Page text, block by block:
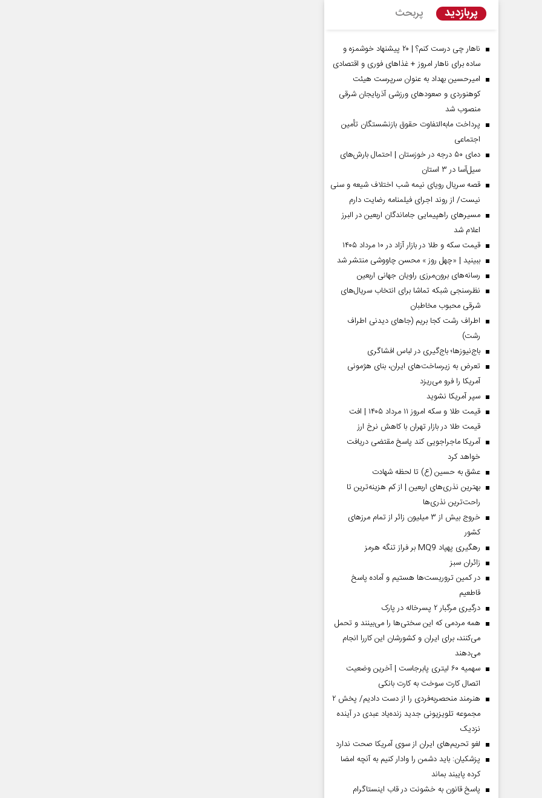
پربازدید پربحث
ناهار چی درست کنم؟ | ۲۰ پیشنهاد خوشمزه و
ساده برای ناهار امروز + غذاهای فوری و اقتصادی
امیرحسین بهداد به عنوان سرپرست هیئت
کوهنوردی و صعودهای ورزشی آذربایجان شرقی
منصوب شد
پرداخت مابه‌التفاوت حقوق بازنشستگان تأمین
اجتماعی
دمای ۵۰ درجه در خوزستان | احتمال بارش‌های
سیل‌آسا در ۳ استان
قصه سریال رویای نیمه شب اختلاف شیعه و سنی
نیست/ از روند اجرای فیلمنامه رضایت دارم
مسیر‌های راهپیمایی جاماندگان اربعین در البرز
اعلام شد
قیمت سکه و طلا در بازار آزاد در ۱۰ مرداد ۱۴۰۵
ببینید | «چهل روز » محسن چاووشی منتشر شد
رسانه‌های برون‌مرزی راویان جهانی اربعین
نظرسنجی شبکه تماشا برای انتخاب سریال‌های
شرقی محبوب مخاطبان
اطراف رشت کجا بریم (جاهای دیدنی اطراف
رشت)
باج‌نیوزها؛ باج‌گیری در لباس افشاگری
تعرض به زیرساخت‌های ایران، بنای هژمونی
آمریکا را فرو می‌ریزد
سپر آمریکا نشوید
قیمت طلا و سکه امروز ۱۱ مرداد ۱۴۰۵ | افت
قیمت طلا در بازار تهران با کاهش نرخ ارز
آمریکا ماجراجویی کند پاسخ مقتضی دریافت
خواهد کرد
عشق به حسین (ع) تا لحظه شهادت
بهترین نذری‌های اربعین | از کم هزینه‌ترین تا
راحت‌ترین نذری‌ها
خروج بیش از ۳ میلیون زائر از تمام مرز‌های
کشور
رهگیری پهپاد MQ9 بر فراز تنگه هرمز
‌زائران سبز
در کمین تروریست‌ها هستیم و آماده پاسخ
قاطعیم
درگیری مرگبار ۲ پسرخاله در پارک
همه مردمی که این سختی‌ها را می‌بینند و تحمل
می‌کنند، برای ایران و کشورشان این کاررا انجام
می‌دهند
سهمیه ۶۰ لیتری پابرجاست | آخرین وضعیت
اتصال کارت سوخت به کارت بانکی
هنرمند منحصر‌به‌فردی را از دست دادیم/ پخش ۲
مجموعه تلویزیونی جدید زنده‌یاد عبدی در آینده
نزدیک
لغو تحریم‌های ایران از سوی آمریکا صحت ندارد
پزشکیان: باید دشمن را وادار کنیم به آنچه امضا
کرده پایبند بماند
پاسخ قانون به خشونت در قاب اینستاگرام
صفحات نخست روزنامه ها‌ی‌سه‌شنبه ۶ مردادماه